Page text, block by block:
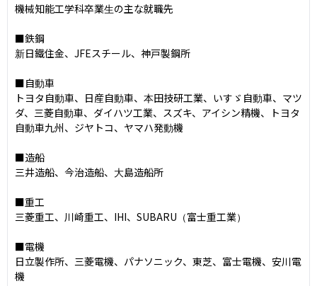
機械知能工学科卒業生の主な就職先
■鉄鋼
新日鐵住金、JFEスチール、神戸製鋼所
■自動車
トヨタ自動車、日産自動車、本田技研工業、いすゞ自動車、マツ
ダ、三菱自動車、ダイハツ工業、スズキ、アイシン精機、トヨタ
自動車九州、ジヤトコ、ヤマハ発動機
■造船
三井造船、今治造船、大島造船所
■重工
三菱重工、川崎重工、IHI、SUBARU（富士重工業）
■電機
日立製作所、三菱電機、パナソニック、東芝、富士電機、安川電
機